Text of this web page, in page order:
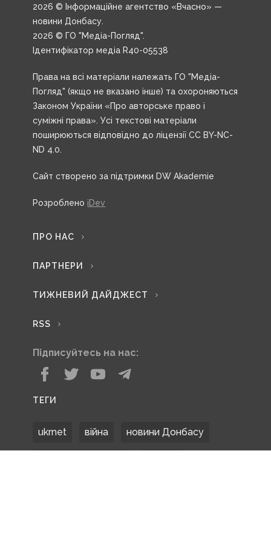
2026 © Інформаційне агентство «Вчасно» —
новини Донбасу.
2026 © ГО "Медіа-Погляд".
Ідентифікатор медіа R40-05538
Права на всі матеріали належать ГО "Медіа-
Погляд" (якщо не вказано інше) та охороняються
Законом України «Про авторське право і
суміжні права». Усі текстові матеріали
поширюються відповідно до ліцензії CC BY-NC-
ND 4.0.
Сайт створено за підтримки DW Akademie
Розроблено iDev
ПРО НАС
ПАРТНЕРИ
ТИЖНЕВИЙ ДАЙДЖЕСТ
RSS
Підписуйтесь на нас:
ТЕГИ
ukrnet війна новини Донбасу